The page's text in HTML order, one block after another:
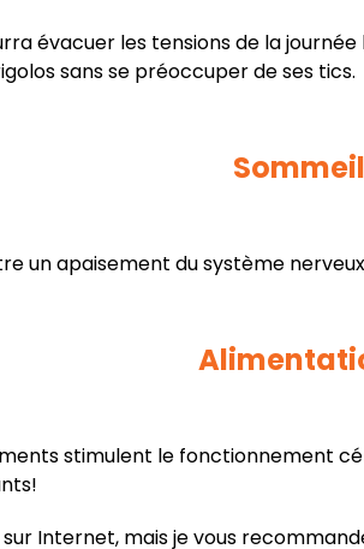
évacuer les tensions de la
sans se préoccuper de ses tics.
un apaisement du système
stimulent le fonctionnement
Internet, mais je vous